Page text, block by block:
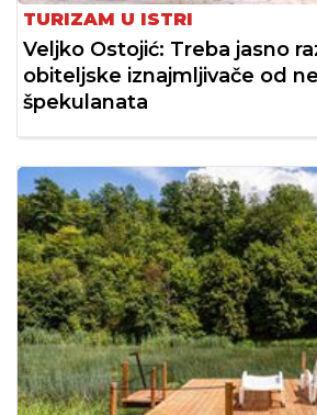
TURIZAM U ISTRI
Veljko Ostojić: Treba jasno
obiteljske iznajmljivače od
špekulanata